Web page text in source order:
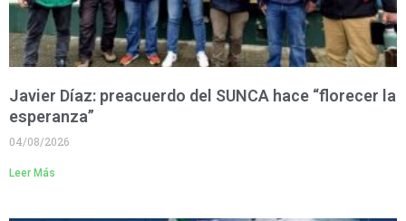
Javier Díaz: preacuerdo del SUNCA hace “florecer la
esperanza”
04/08/2026
Leer Más